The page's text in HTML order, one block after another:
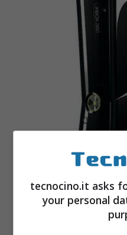
La nuova Xbox
tecnocino.it asks
your personal